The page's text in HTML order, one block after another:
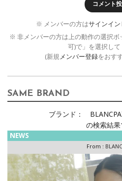
コメント
※ メンバーの方はサインイン
※ 非メンバーの方は上の動作の選択ボ
可)で」を選択して
(新規メンバー登録をおす
SAME BRAND
ブランド：
の検索結果
NEWS
From :